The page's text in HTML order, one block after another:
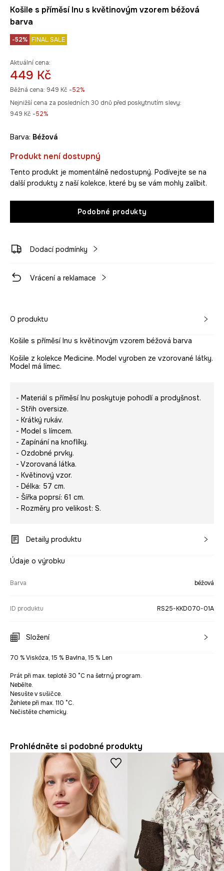
Košile s příměsí lnu s květinovým vzorem béžová
barva
-52% FINAL SALE
Aktuální cena:
449 Kč
Běžná cena: 949 Kč -52%
Nejnižší cena za posledních 30 dnů před poskytnutím slevy:
949 Kč -52%
Barva: béžová
Produkt není dostupný
Tento produkt je momentálně nedostupný. Podívejte se na
další produkty z naší kolekce, které by se vám mohly zalíbit.
Podobné produkty
Dodací podmínky
Vrácení a reklamace
O produktu
Košile s příměsí lnu s květinovým vzorem béžová barva
Košile z kolekce Medicine. Model vyroben ze vzorované látky.
Model má límec.
- Materiál s příměsí lnu poskytuje pohodlí a prodyšnost.
- Střih oversize.
- Krátký rukáv.
- Model s límcem.
- Zapínání na knoflíky.
- Ozdobné prvky.
- Vzorovaná látka.
- Květinový vzor.
- Délka: 57 cm.
- Šířka poprsí: 61 cm.
- Rozměry pro velikost: S.
Detaily produktu
Údaje o výrobku
Barva béžová
ID produktu RS25-KKD070-01A
Složení
70 % Viskóza, 15 % Bavlna, 15 % Len
Prát při max. teplotě 30 °C na šetrný program.
Nebělte.
Nesušte v sušičce.
Žehlete při max. 110 °C.
Nečistěte chemicky.
Prohlédněte si podobné produkty